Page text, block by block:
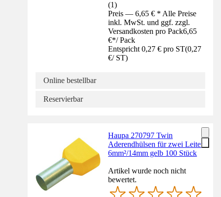
(1)
Preis — 6,65 € * Alle Preise
inkl. MwSt. und ggf. zzgl.
Versandkosten pro Pack6,65
€*/ Pack
Entspricht 0,27 € pro ST(0,27
€/ ST)
Online bestellbar
Reservierbar
Haupa 270797 Twin
Aderendhülsen für zwei Leiter
6mm²/14mm gelb 100 Stück
Artikel wurde noch nicht
bewertet.